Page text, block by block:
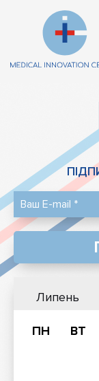
Липень
ПН ВТ